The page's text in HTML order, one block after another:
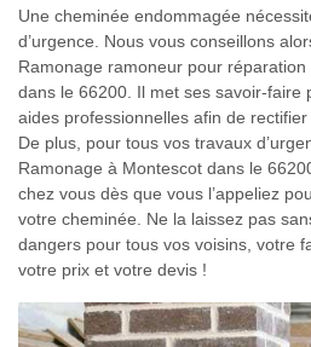
Une cheminée endommagée
d’urgence. Nous vous conseillons
Ramonage ramoneur pour
dans le 66200. Il met ses savoir-faire
aides professionnelles afin de
De plus, pour tous vos travaux
Ramonage à Montescot dans le
chez vous dès que vous l’appeliez
votre cheminée. Ne la laissez pas
dangers pour tous vos voisins, votre
votre prix et votre devis !